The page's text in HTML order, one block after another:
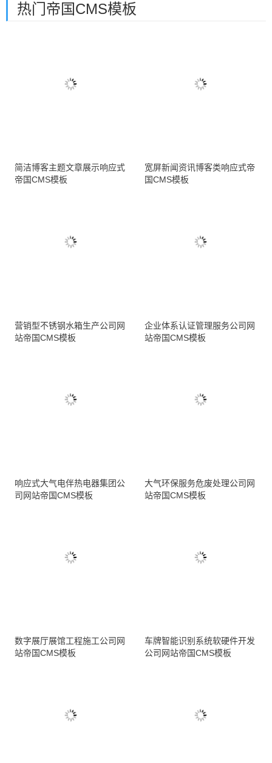
热门帝国CMS模板
简洁博客主题文章展示响应式
帝国CMS模板
宽屏新闻资讯博客类响应式帝
国CMS模板
营销型不锈钢水箱生产公司网
站帝国CMS模板
企业体系认证管理服务公司网
站帝国CMS模板
响应式大气电伴热电器集团公
司网站帝国CMS模板
大气环保服务危废处理公司网
站帝国CMS模板
数字展厅展馆工程施工公司网
站帝国CMS模板
车牌智能识别系统软硬件开发
公司网站帝国CMS模板